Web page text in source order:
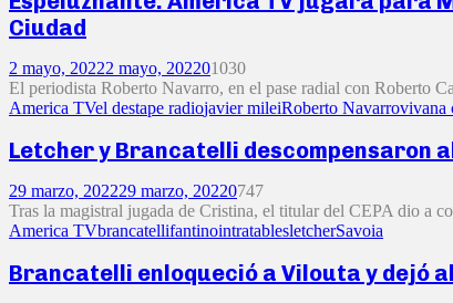
Ciudad
2 mayo, 20222 mayo, 202201030
El periodista Roberto Navarro, en el pase radial con Roberto
America TVel destape radiojavier mileiRoberto Navarrovivana
Letcher y Brancatelli descompensaron
29 marzo, 202229 marzo, 20220747
Tras la magistral jugada de Cristina, el titular del CEPA dio a
America TVbrancatellifantinointratablesletcherSavoia
Brancatelli enloqueció a Vilouta y dejó